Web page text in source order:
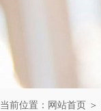
当前位置： 网站首页 ＞